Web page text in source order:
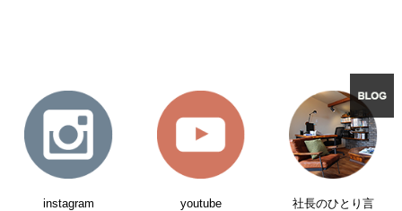
instagram youtube 社長のひとり言